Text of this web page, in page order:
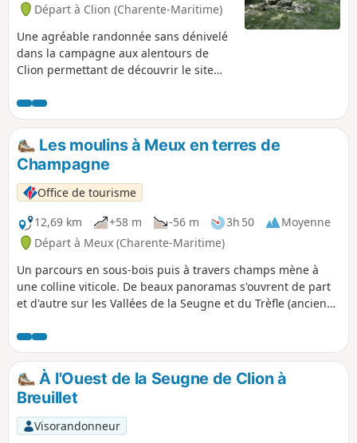
Départ à Clion (Charente-Maritime)
Une agréable randonnée sans dénivelé
dans la campagne aux alentours de
Clion permettant de découvrir le site
de Saint-Paul, la Fontaine Saint-Fort et
d'avoir de belles vues sur les châteaux
de Lussac et de Clam.Ce circuit
emprunte très partiellement le GRP®®
de Saintonge.
Les moulins à Meux en terres de
Champagne
Office de tourisme
12,69 km
+58 m -56 m 3h 50
Moyenne
Départ à Meux (Charente-Maritime)
Un parcours en sous-bois puis à travers champs mène à
une colline viticole. De beaux panoramas s'ouvrent de part
et d'autre sur les Vallées de la Seugne et du Trèfle (ancien
en passant par un joli bois de chênes et châtaigniers, de
grands Domaines ponctuent le paysage jusqu'aux abords
du Trèfle (visite et dégustation au Domaine des Brissons),
des chemins enherbés longent prés et ruisseaux et
traversent les peupleraies jusqu'à l'arrivée.
À l'Ouest de la Seugne de Clion à
Breuillet
Visorandonneur